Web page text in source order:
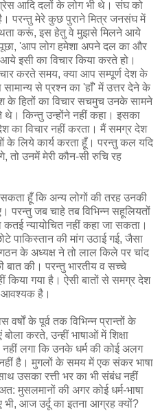
आदि दलों के लोग भी थे। संघ को
परन्तु मेरे कुछ पुराने मित्र जनसंघ में
करूं, इस हेतु वे मुझसे मिलने आये
'आप लोग हमेशा अपने दल का और
इसी का विचार किया करते हो।
करते समय, क्या आप सम्पूर्ण देश के
सामान्य से प्रश्न का 'हाँ' में उत्तर देने के
के हितों का विचार सचमुच उनके सामने
किन्तु उन्होंने नहीं कहा। इसका
का विचार नहीं करता। मैं समग्र देश
के लिये कार्य करता हूँ। परन्तु कल यदि
तो उनमें मेरी कौन-सी रुचि रह
हूँ कि अन्य लोगों की तरह उनकी
परन्तु जब चाहे तब विभिन्न सहूलियतों
कतई न्यायोचित नहीं कहा जा सकता।
पाकिस्तान की मांग उठाई गई, जैसा
के अध्यक्ष ने तो लाल किले पर चांद
बात की। परन्तु भारतीय व सच्चे
किया गया है। ऐसी बातों से समग्र देश
आवश्यक है।
के पूर्व तक विभिन्न प्रान्तों के
करते, उन्हीं भाषाओं में शिक्षा
लगा कि उनके धर्म की कोई अलग
नहीं है। मुगलों के समय में एक संकर भाषा
उसका रत्ती भर का भी संबंध नहीं
मुसलमानों की अगर कोई धर्म-भाषा
भी, आज उर्दू का इतना आग्रह क्यों?